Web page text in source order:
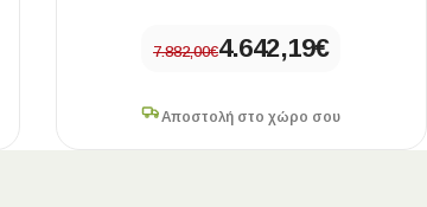
7.882,00€4.642,19€
Αποστολή στο χώρο σου